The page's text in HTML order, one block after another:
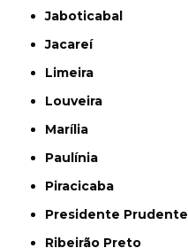
Jaboticabal
Jacareí
Limeira
Louveira
Marília
Paulínia
Piracicaba
Presidente Prudente
Ribeirão Preto